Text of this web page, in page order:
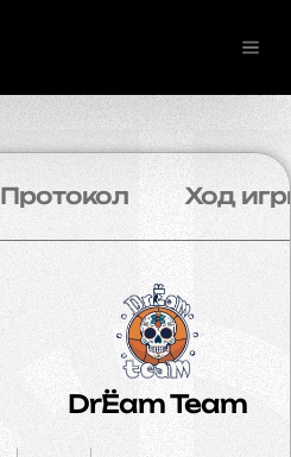
Протокол Ход
DrЁam Team